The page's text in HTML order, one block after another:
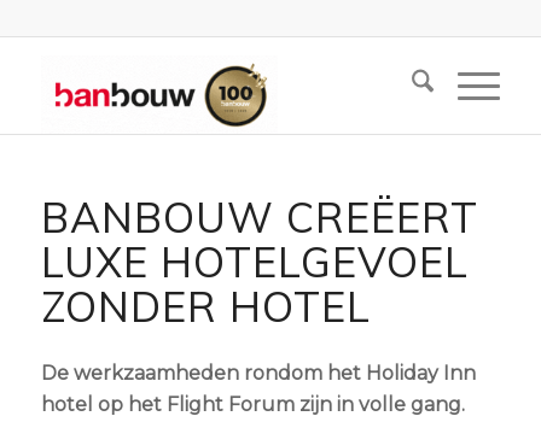
BANBOUW CREËERT
LUXE HOTELGEVOEL
ZONDER HOTEL
De werkzaamheden rondom het Holiday Inn
hotel op het Flight Forum zijn in volle gang.